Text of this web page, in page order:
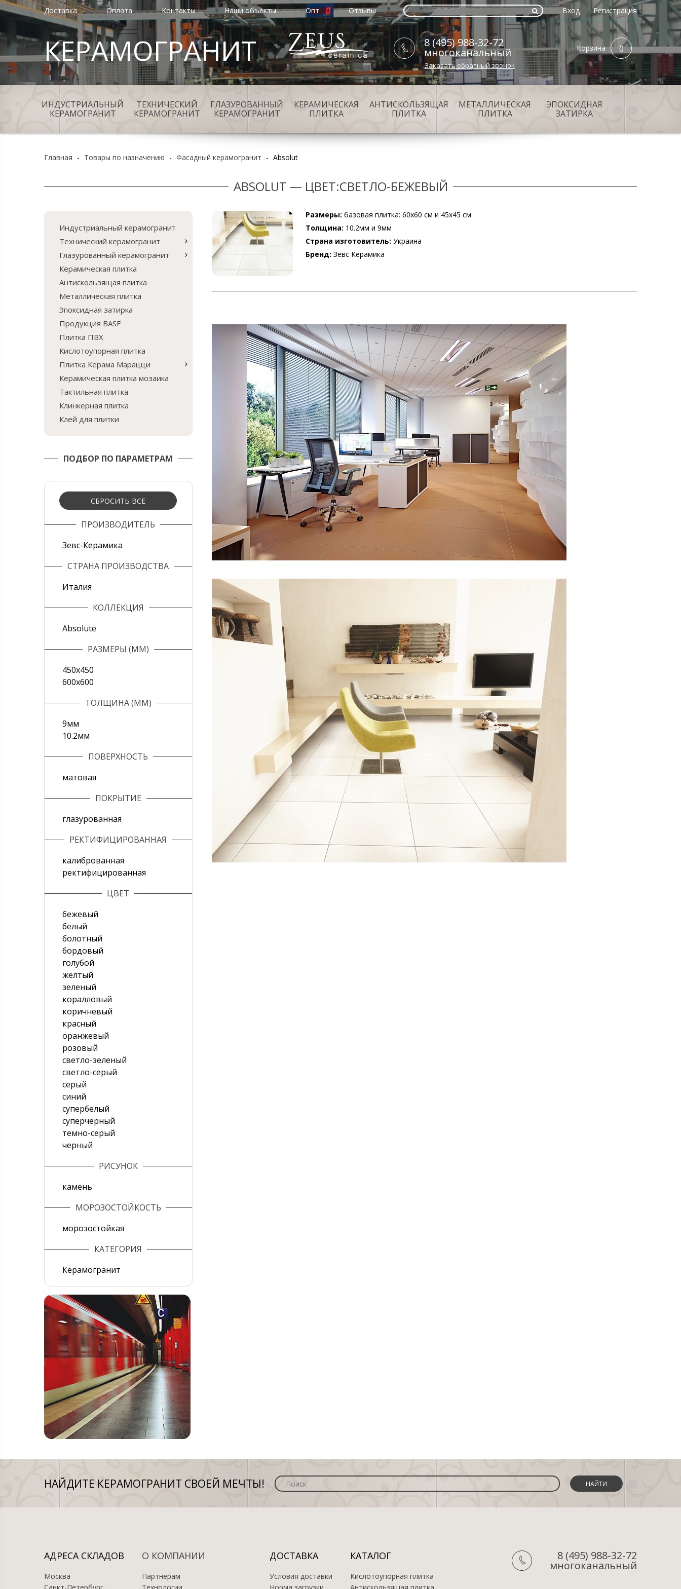
Доставка Оплата Контакты Наши объекты Опт Отзывы Вход Регистрация
КЕРАМОГРАНИТ Корзина 0
8 (495) 988-32-72
многоканальный
Заказать обратный звонок
ИНДУСТРИАЛЬНЫЙ
КЕРАМОГРАНИТ
ТЕХНИЧЕСКИЙ
КЕРАМОГРАНИТ
ГЛАЗУРОВАННЫЙ
КЕРАМОГРАНИТ
КЕРАМИЧЕСКАЯ
ПЛИТКА
АНТИСКОЛЬЗЯЩАЯ
ПЛИТКА
МЕТАЛЛИЧЕСКАЯ
ПЛИТКА
ЭПОКСИДНАЯ
ЗАТИРКА
Главная - Товары по назначению - Фасадный керамогранит - Absolut
ABSOLUT — ЦВЕТ:СВЕТЛО-БЕЖЕВЫЙ
Индустриальный керамогранит
Технический керамогранит
Глазурованный керамогранит
Керамическая плитка
Антискользящая плитка
Металлическая плитка
Эпоксидная затирка
Продукция BASF
Плитка ПВХ
Кислотоупорная плитка
Плитка Керама Марацци
Керамическая плитка мозаика
Тактильная плитка
Клинкерная плитка
Клей для плитки
ПОДБОР ПО ПАРАМЕТРАМ
СБРОСИТЬ ВСЕ
ПРОИЗВОДИТЕЛЬ
Зевс-Керамика
СТРАНА ПРОИЗВОДСТВА
Италия
КОЛЛЕКЦИЯ
Absolute
РАЗМЕРЫ (ММ)
450х450
600х600
ТОЛЩИНА (ММ)
9мм
10.2мм
ПОВЕРХНОСТЬ
матовая
ПОКРЫТИЕ
глазурованная
РЕКТИФИЦИРОВАННАЯ
калиброванная
ректифицированная
ЦВЕТ
бежевый
белый
болотный
бордовый
голубой
желтый
зеленый
коралловый
коричневый
красный
оранжевый
розовый
светло-зеленый
светло-серый
серый
синий
супербелый
суперчерный
темно-серый
черный
РИСУНОК
камень
МОРОЗОСТОЙКОСТЬ
морозостойкая
КАТЕГОРИЯ
Керамогранит
Размеры: базовая плитка: 60х60 см и 45х45 см
Толщина: 10.2мм и 9мм
Страна изготовитель: Украина
Бренд: Зевс Керамика
НАЙДИТЕ КЕРАМОГРАНИТ СВОЕЙ МЕЧТЫ! НАЙТИ
АДРЕСА СКЛАДОВ
Москва
О КОМПАНИИ
Партнерам
ДОСТАВКА
Условия доставки
КАТАЛОГ
Кислотоупорная плитка
8 (495) 988-32-72
многоканальный